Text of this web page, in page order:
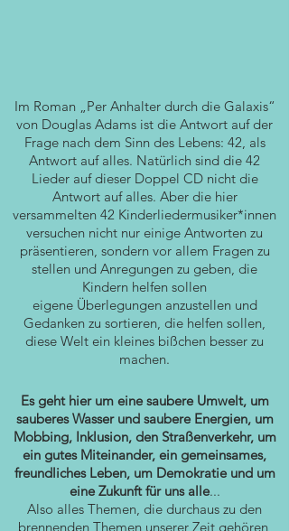
Im Roman „Per Anhalter durch die Galaxis“
von Douglas Adams ist die Antwort auf der
Frage nach dem Sinn des Lebens: 42, als
Antwort auf alles. Natürlich sind die 42
Lieder auf dieser Doppel CD nicht die
Antwort auf alles. Aber die hier
versammelten 42 Kinderliedermusiker*innen
versuchen nicht nur einige Antworten zu
präsentieren, sondern vor allem Fragen zu
stellen und Anregungen zu geben, die
Kindern helfen sollen
eigene Überlegungen anzustellen und
Gedanken zu sortieren, die helfen sollen,
diese Welt ein kleines bißchen besser zu
machen.
Es geht hier um eine saubere Umwelt, um
sauberes Wasser und saubere Energien, um
Mobbing, Inklusion, den Straßenverkehr, um
ein gutes Miteinander, ein gemeinsames,
freundliches Leben, um Demokratie und um
eine Zukunft für uns alle...
Also alles Themen, die durchaus zu den
brennenden Themen unserer Zeit gehören,